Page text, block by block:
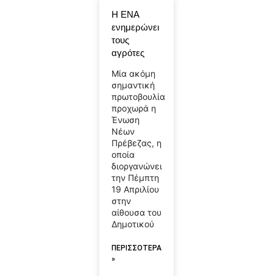
Η ΕΝΑ
ενημερώνει
τους
αγρότες
Μία ακόμη
σημαντική
πρωτοβουλία
προχωρά η
Ένωση
Νέων
Πρέβεζας, η
οποία
διοργανώνει
την Πέμπτη
19 Απριλίου
στην
αίθουσα του
Δημοτικού
ΠΕΡΙΣΣΟΤΕΡΑ
»